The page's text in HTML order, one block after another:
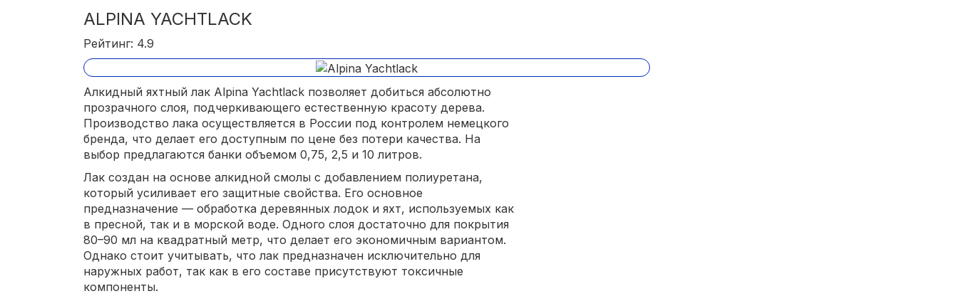
ALPINA YACHTLACK
Рейтинг: 4.9
Алкидный яхтный лак Alpina Yachtlack позволяет добиться абсолютно
прозрачного слоя, подчеркивающего естественную красоту дерева.
Производство лака осуществляется в России под контролем немецкого
бренда, что делает его доступным по цене без потери качества. На
выбор предлагаются банки объемом 0,75, 2,5 и 10 литров.
Лак создан на основе алкидной смолы с добавлением полиуретана,
который усиливает его защитные свойства. Его основное
предназначение — обработка деревянных лодок и яхт, используемых как
в пресной, так и в морской воде. Одного слоя достаточно для покрытия
80–90 мл на квадратный метр, что делает его экономичным вариантом.
Однако стоит учитывать, что лак предназначен исключительно для
наружных работ, так как в его составе присутствуют токсичные
компоненты.